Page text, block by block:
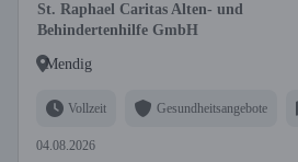
St. Raphael Caritas Alten- und
Behindertenhilfe GmbH
Mendig
Vollzeit Gesundheitsangebote
04.08.2026